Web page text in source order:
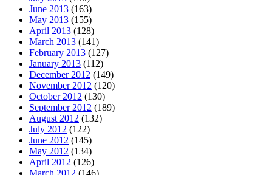
June 2013 (163)
May 2013 (155)
April 2013 (128)
March 2013 (141)
February 2013 (127)
January 2013 (112)
December 2012 (149)
November 2012 (120)
October 2012 (130)
September 2012 (189)
August 2012 (132)
July 2012 (122)
June 2012 (145)
May 2012 (134)
April 2012 (126)
March 2012 (146)